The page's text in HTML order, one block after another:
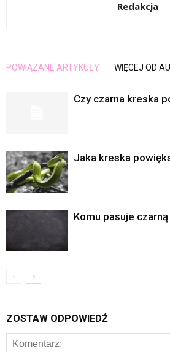
Redakcja
POWIĄZANE ARTYKUŁY WIĘCEJ OD
Czy czarna kreska
Jaka kreska
Komu pasuje
ZOSTAW ODPOWIEDŹ